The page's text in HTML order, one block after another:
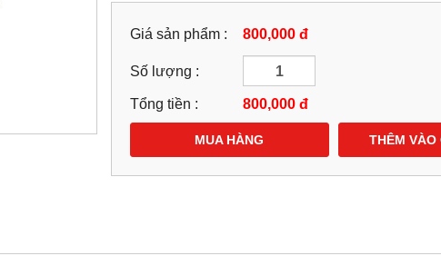
Giá sản phẩm : 800,000 đ
Số lượng :
Tổng tiền : 800,000 đ
MUA HÀNG THÊM VÀO